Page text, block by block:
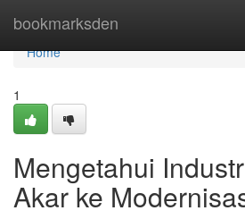
bookmarksden
Home
Home
1
Mengetahui
Akar ke